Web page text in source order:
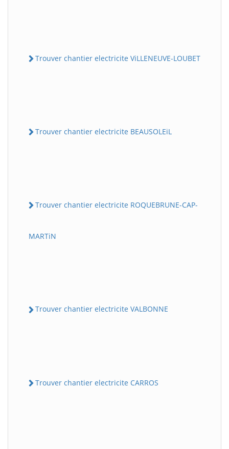
Trouver chantier electricite ViLLENEUVE-LOUBET
Trouver chantier electricite BEAUSOLEiL
Trouver chantier electricite ROQUEBRUNE-CAP-
MARTiN
Trouver chantier electricite VALBONNE
Trouver chantier electricite CARROS